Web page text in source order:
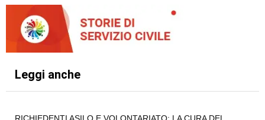
Leggi anche